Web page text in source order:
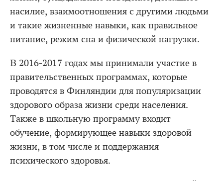
насилие, взаимоотношения с другими людьми
и такие жизненные навыки, как правильное
питание, режим сна и физической нагрузки.
В 2016-2017 годах мы принимали участие в
правительственных программах, которые
проводятся в Финляндии для популяризации
здорового образа жизни среди населения.
Также в школьную программу входит
обучение, формирующее навыки здоровой
жизни, в том числе и поддержания
психического здоровья.